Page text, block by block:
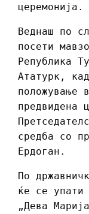
церемонија.
Веднаш по
посети
Република
Ататурк,
положување
предвидена
средба со
Ердоган.
По
ќе се упати
„Дева